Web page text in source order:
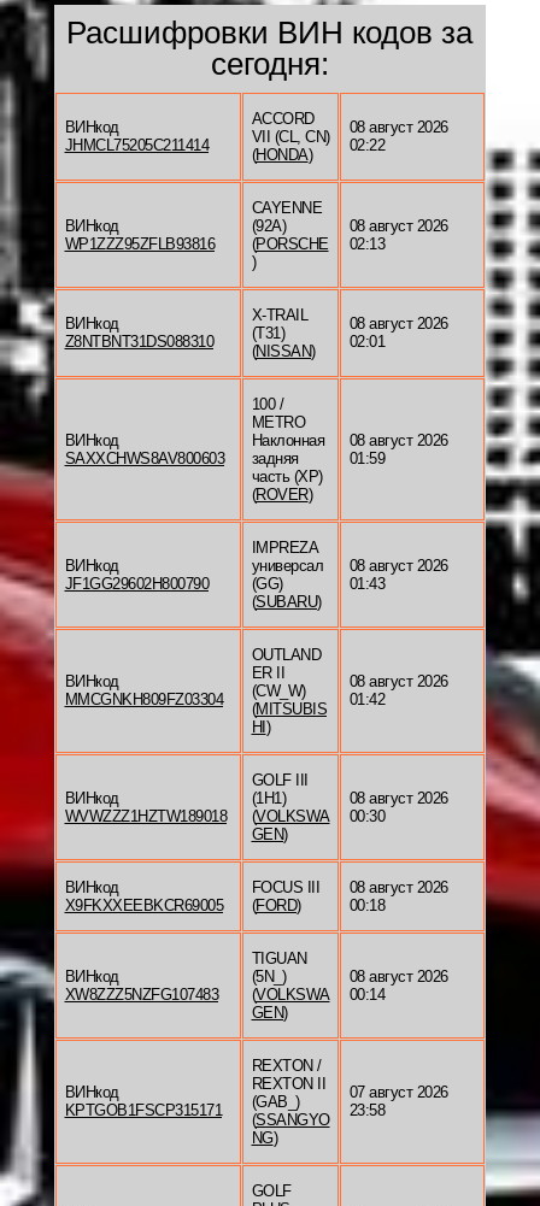
Расшифровки ВИН кодов за
сегодня:
ВИНкод
JHMCL75205C211414
ACCORD
VII (CL, CN)
(HONDA)
08 август 2026
02:22
ВИНкод
WP1ZZZ95ZFLB93816
CAYENNE
(92A)
(PORSCHE
)
08 август 2026
02:13
ВИНкод
Z8NTBNT31DS088310
X-TRAIL
(T31)
(NISSAN)
08 август 2026
02:01
ВИНкод
SAXXCHWS8AV800603
100 /
METRO
Наклонная
задняя
часть (XP)
(ROVER)
08 август 2026
01:59
ВИНкод
JF1GG29602H800790
IMPREZA
универсал
(GG)
(SUBARU)
08 август 2026
01:43
ВИНкод
MMCGNKH809FZ03304
OUTLAND
ER II
(CW_W)
(MITSUBIS
HI)
08 август 2026
01:42
ВИНкод
WVWZZZ1HZTW189018
GOLF III
(1H1)
(VOLKSWA
GEN)
08 август 2026
00:30
ВИНкод
X9FKXXEEBKCR69005
FOCUS III
(FORD)
08 август 2026
00:18
ВИНкод
XW8ZZZ5NZFG107483
TIGUAN
(5N_)
(VOLKSWA
GEN)
08 август 2026
00:14
ВИНкод
KPTGOB1FSCP315171
REXTON /
REXTON II
(GAB_)
(SSANGYO
NG)
07 август 2026
23:58
GOLF